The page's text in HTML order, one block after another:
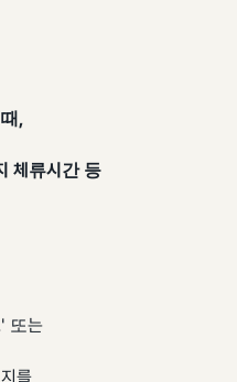
,
체류시간 등
또는
를